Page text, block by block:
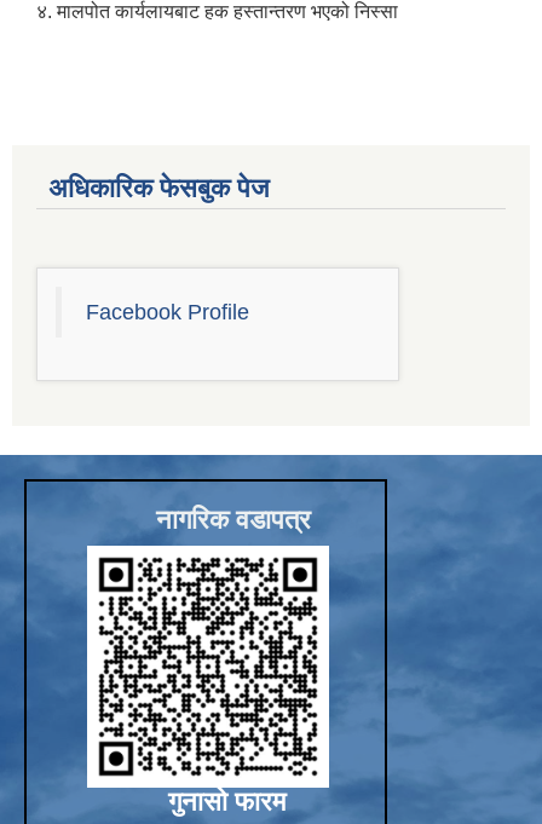
४. मालपोत कार्यलायबाट हक हस्तान्तरण भएको निस्सा
अधिकारिक फेसबुक पेज
Facebook Profile
नागरिक वडापत्र
गुनासो फारम